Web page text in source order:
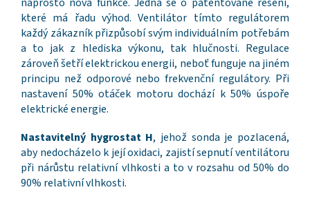
které má řadu výhod. Ventilátor tímto regulátorem
každý zákazník přizpůsobí svým individuálním potřebám
a to jak z hlediska výkonu, tak hlučnosti. Regulace
zároveň šetří elektrickou energii, neboť funguje na jiném
principu než odporové nebo frekvenční regulátory. Při
nastavení 50% otáček motoru dochází k 50% úspoře
elektrické energie.
Nastavitelný hygrostat H, jehož sonda je pozlacená,
aby nedocházelo k její oxidaci, zajistí sepnutí ventilátoru
při nárůstu relativní vlhkosti a to v rozsahu od 50% do
90% relativní vlhkosti.